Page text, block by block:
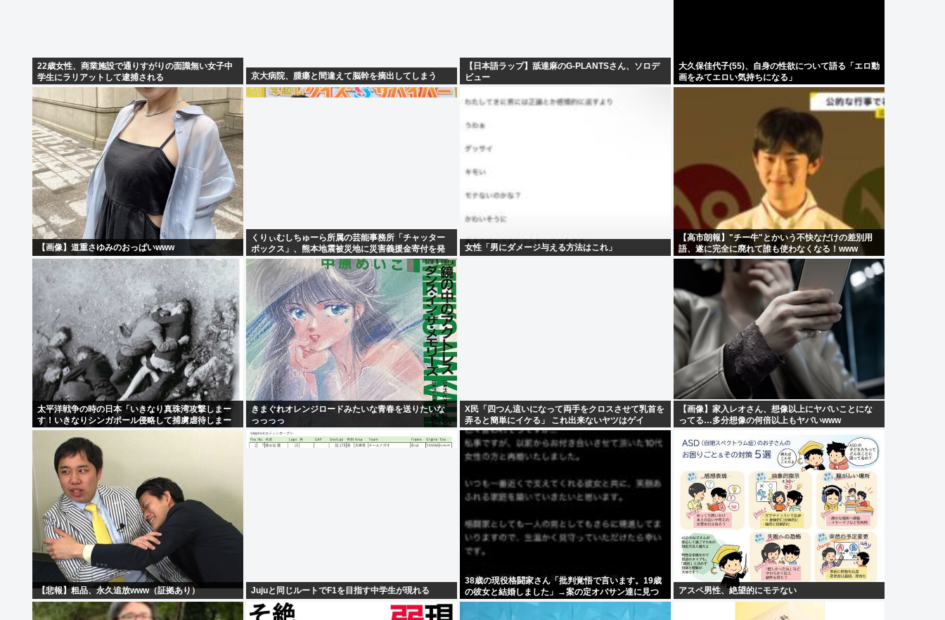
22歳女性、商業施設で通りすがりの面識無い女子中
学生にラリアットして逮捕される
京大病院、腫瘍と間違えて脳幹を摘出してしまう
【日本語ラップ】舐達麻のG-PLANTSさん、ソロデ
ビュー
大久保佳代子(55)、自身の性欲について語る「エロ動
画をみてエロい気持ちになる」
【画像】道重さゆみのおっぱいwww
くりぃむしちゅーら所属の芸能事務所「チャッター
ボックス」、熊本地震被災地に災害義援金寄付を発
表
女性「男にダメージ与える方法はこれ」
【高市朗報】"チー牛"とかいう不快なだけの差別用
語、遂に完全に廃れて誰も使わなくなる！www
太平洋戦争の時の日本「いきなり真珠湾攻撃しまー
す！いきなりシンガポール侵略して捕虜虐待しまー
す！」
きまぐれオレンジロードみたいな青春を送りたいな
っっっっ
X民「四つん這いになって両手をクロスさせて乳首を
弄ると簡単にイケる」 これ出来ないヤツはゲイ
【画像】家入レオさん、想像以上にヤバいことにな
ってる…多分想像の何倍以上もヤバいwww
【悲報】粗品、永久追放www（証拠あり） Jujuと同じルートでF1を目指す中学生が現れる
38歳の現役格闘家さん「批判覚悟で言います。19歳
の彼女と結婚しました」→案の定オバサン達に見つ
かり炎上
アスペ男性、絶望的にモテない